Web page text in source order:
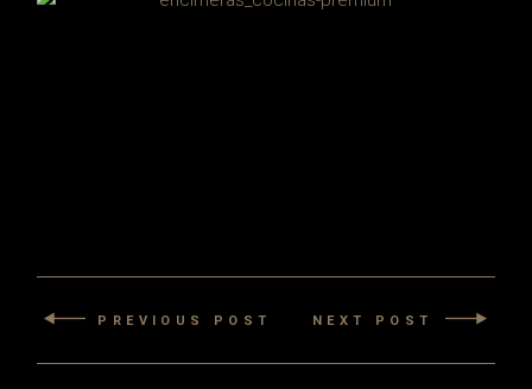
PREVIOUS POST NEXT POST